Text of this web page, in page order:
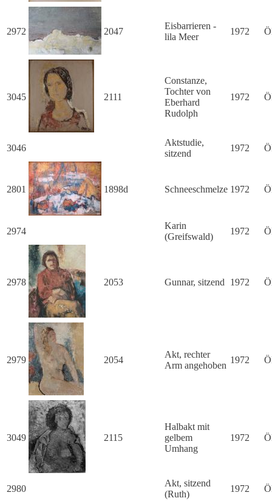
2972 2047
Eisbarrieren -
lila Meer
1972
3045 2111
Constanze,
Tochter von
Eberhard
Rudolph
1972
3046
Aktstudie,
sitzend
1972
2801 1898d Schneeschmelze 1972
2974
Karin
(Greifswald)
1972
2978 2053 Gunnar, sitzend 1972
2979 2054
Akt, rechter
Arm angehoben
1972
3049 2115
Halbakt mit
gelbem
Umhang
1972
2980
Akt, sitzend
(Ruth)
1972